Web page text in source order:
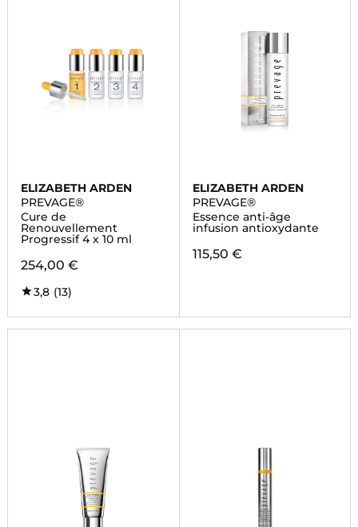
ELIZABETH ARDEN
PREVAGE®
Cure de
Renouvellement
Progressif 4 x 10 ml
254,00 €
3,8 (13)
ELIZABETH ARDEN
PREVAGE®
Essence anti-âge
infusion antioxydante
115,50 €